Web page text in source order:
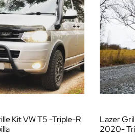
Kit VW T5 -Triple-R
Lazer
2020-